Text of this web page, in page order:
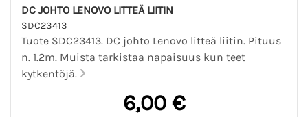
DC JOHTO LENOVO LITTEÄ LIITIN
SDC23413
Tuote SDC23413. DC johto Lenovo litteä liitin. Pituus
n. 1.2m. Muista tarkistaa napaisuus kun teet
kytkentöjä.
6,00 €